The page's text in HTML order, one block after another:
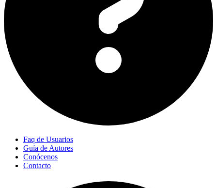
Faq de Usuarios
Guía de Autores
Conócenos
Contacto